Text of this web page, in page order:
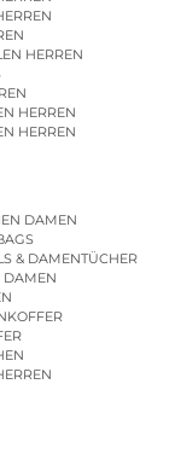
HERREN
HERREN
HERREN
DAMEN
& DAMENTÜCHER
DAMEN